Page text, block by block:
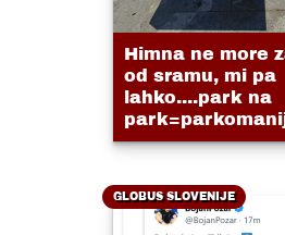
Himna ne more
od sramu, mi pa
lahko....park na
GLOBUS SLOVENIJE